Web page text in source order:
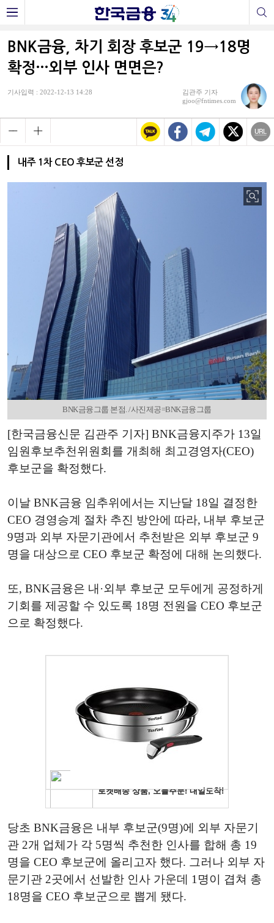
BNK금융, 차기 회장 후보군 19→18명
확정…외부 인사 면면은?
기사입력 : 2022-12-13 14:28
김관주 기자
gjoo@fntimes.com
내주 1차 CEO 후보군 선정
BNK금융그룹 본점. /사진제공=BNK금융그룹
[한국금융신문 김관주 기자] BNK금융지주가 13일
임원후보추천위원회를 개최해 최고경영자(CEO)
후보군을 확정했다.
이날 BNK금융 임추위에서는 지난달 18일 결정한
CEO 경영승계 절차 추진 방안에 따라, 내부 후보군
9명과 외부 자문기관에서 추천받은 외부 후보군 9
명을 대상으로 CEO 후보군 확정에 대해 논의했다.
또, BNK금융은 내·외부 후보군 모두에게 공정하게
기회를 제공할 수 있도록 18명 전원을 CEO 후보군
으로 확정했다.
당초 BNK금융은 내부 후보군(9명)에 외부 자문기
관 2개 업체가 각 5명씩 추천한 인사를 합해 총 19
명을 CEO 후보군에 올리고자 했다. 그러나 외부 자
문기관 2곳에서 선발한 인사 가운데 1명이 겹쳐 총
18명을 CEO 후보군으로 뽑게 됐다.